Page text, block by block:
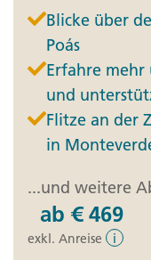
Blicke über
Poás
Erfahre
und
Flitze an der
in
...und weitere
ab € 469
exkl. Anreise i